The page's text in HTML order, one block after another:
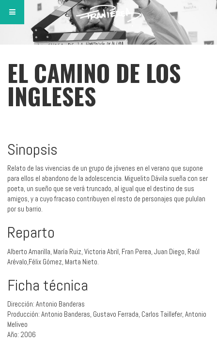
EL CAMINO DE LOS
INGLESES
Sinopsis
Relato de las vivencias de un grupo de jóvenes en el verano que supone
para ellos el abandono de la adolescencia. Miguelito Dávila sueña con ser
poeta, un sueño que se verá truncado, al igual que el destino de sus
amigos, y a cuyo fracaso contribuyen el resto de personajes que pululan
por su barrio.
Reparto
Alberto Amarilla, María Ruiz, Victoria Abril, Fran Perea, Juan Diego, Raúl
Arévalo,Félix Gómez, Marta Nieto.
Ficha técnica
Dirección: Antonio Banderas
Producción: Antonio Banderas, Gustavo Ferrada, Carlos Taillefer, Antonio
Meliveo
Año: 2006